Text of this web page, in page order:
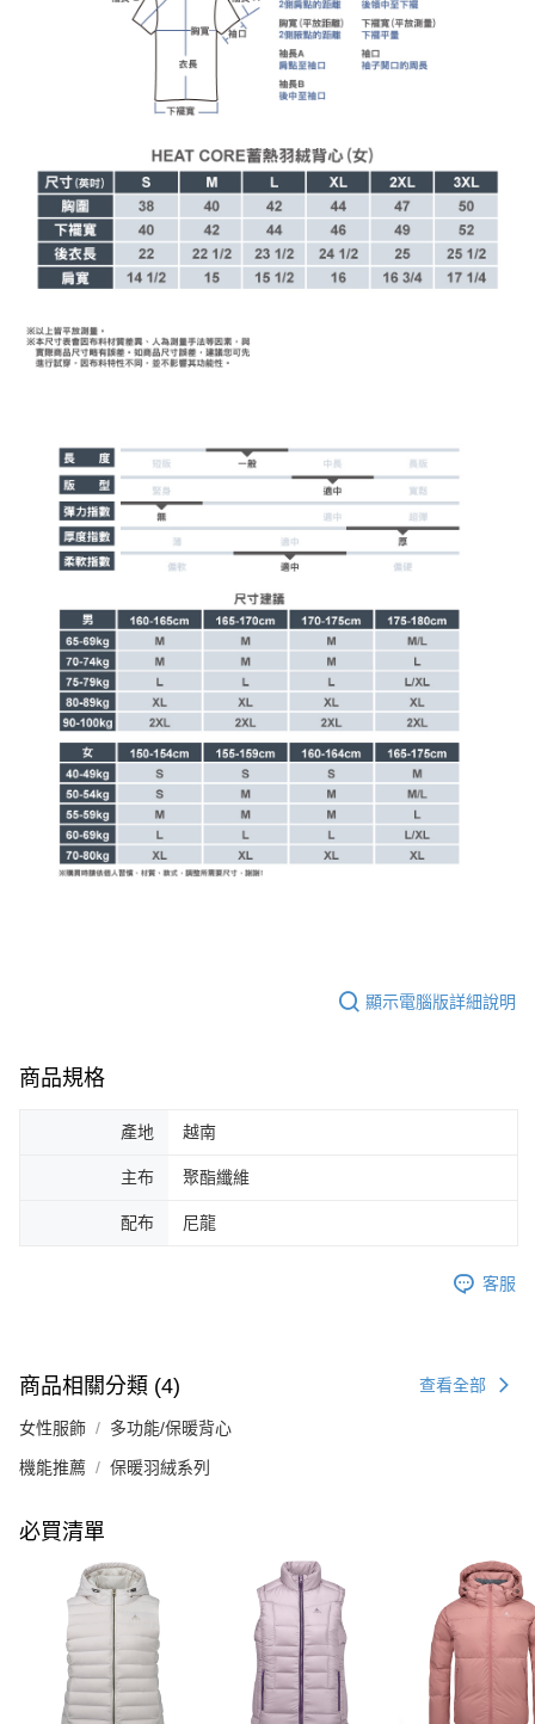
顯示電腦版詳細說明
商品規格
產地 越南
主布 聚酯纖維
配布 尼龍
客服
商品相關分類 (4) 查看全部
女性服飾 多功能/保暖背心
機能推薦 保暖羽絨系列
必買清單